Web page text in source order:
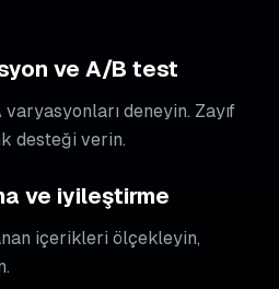
ve A/B test
varyasyonları deneyin. Zayıf
desteği verin.
ve iyileştirme
içerikleri ölçekleyin,